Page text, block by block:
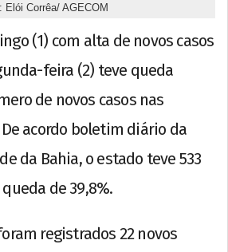
Elói Corrêa/ AGECOM
(1) com alta de novos casos
feira (2) teve queda
de novos casos nas
acordo boletim diário da
da Bahia, o estado teve 533
de 39,8%.
registrados 22 novos